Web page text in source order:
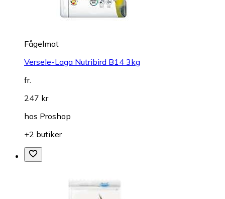
Fågelmat
Versele-Laga Nutribird B14 3kg
fr.
247 kr
hos Proshop
+2 butiker